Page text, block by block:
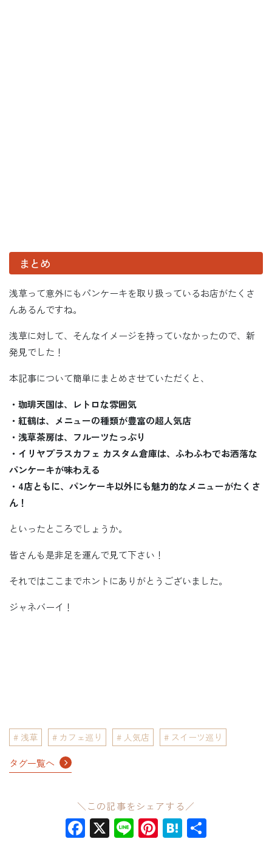
まとめ
浅草って意外にもパンケーキを取り扱っているお店がたくさ
んあるんですね。
浅草に対して、そんなイメージを持っていなかったので、新
発見でした！
本記事について簡単にまとめさせていただくと、
・珈琲天国は、レトロな雰囲気
・紅鶴は、メニューの種類が豊富の超人気店
・浅草茶房は、フルーツたっぷり
・イリヤプラスカフェ カスタム倉庫は、ふわふわでお洒落な
パンケーキが味わえる
・4店ともに、パンケーキ以外にも魅力的なメニューがたくさ
ん！
といったところでしょうか。
皆さんも是非足を運んで見て下さい！
それではここまでホントにありがとうございました。
ジャネバーイ！
浅草 カフェ巡り 人気店 スイーツ巡り
タグ一覧へ
＼この記事をシェアする／
Facebook
X LinePinterest
Hatena